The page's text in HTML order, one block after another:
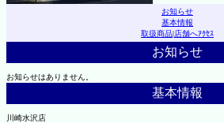
お知らせ
基本情報
取扱商品|店舗へｱｸｾｽ
お知らせ
お知らせはありません。
基本情報
川崎水沢店